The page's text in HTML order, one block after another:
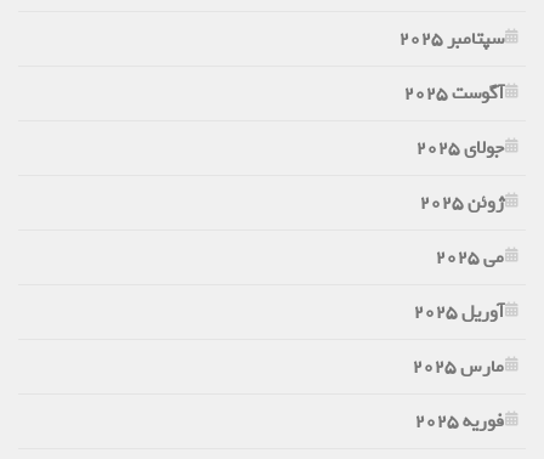
سپتامبر 2025
آگوست 2025
جولای 2025
ژوئن 2025
می 2025
آوریل 2025
مارس 2025
فوریه 2025